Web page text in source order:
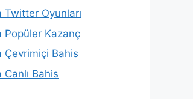
Oyunları
Popüler Kazanç
Çevrimiçi Bahis
Bahis